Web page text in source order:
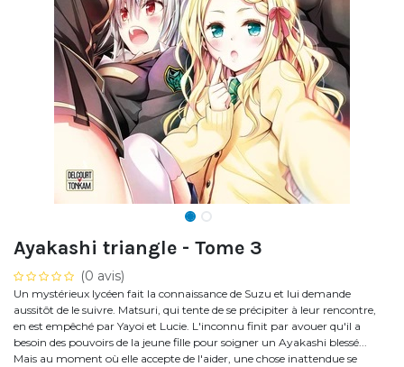
Ayakashi triangle - Tome 3
(0 avis)
Un mystérieux lycéen fait la connaissance de Suzu et lui demande
aussitôt de le suivre. Matsuri, qui tente de se précipiter à leur rencontre,
en est empêché par Yayoi et Lucie. L'inconnu finit par avouer qu'il a
besoin des pouvoirs de la jeune fille pour soigner un Ayakashi blessé...
Mais au moment où elle accepte de l'aider, une chose inattendue se